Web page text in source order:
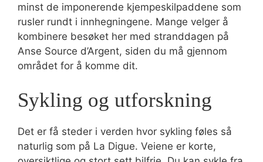
minst de imponerende kjempeskilpaddene som
rusler rundt i innhegningene. Mange velger å
kombinere besøket her med stranddagen på
Anse Source d’Argent, siden du må gjennom
området for å komme dit.
Sykling og utforskning
Det er få steder i verden hvor sykling føles så
naturlig som på La Digue. Veiene er korte,